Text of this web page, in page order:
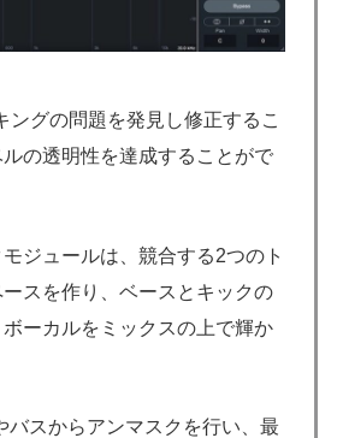
ングの問題を発見し修正するこ
の透明性を達成することがで
ジュールは、競合する2つのト
スを作り、ベースとキックの
ーカルをミックスの上で輝か
バスからアンマスクを行い、最